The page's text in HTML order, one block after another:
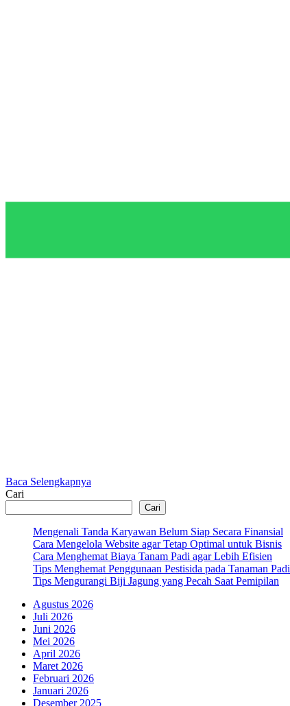
Baca Selengkapnya
Cari
Cari
Mengenali Tanda Karyawan Belum Siap Secara Finansial
Cara Mengelola Website agar Tetap Optimal untuk Bisnis
Cara Menghemat Biaya Tanam Padi agar Lebih Efisien
Tips Menghemat Penggunaan Pestisida pada Tanaman Padi
Tips Mengurangi Biji Jagung yang Pecah Saat Pemipilan
Agustus 2026
Juli 2026
Juni 2026
Mei 2026
April 2026
Maret 2026
Februari 2026
Januari 2026
Desember 2025